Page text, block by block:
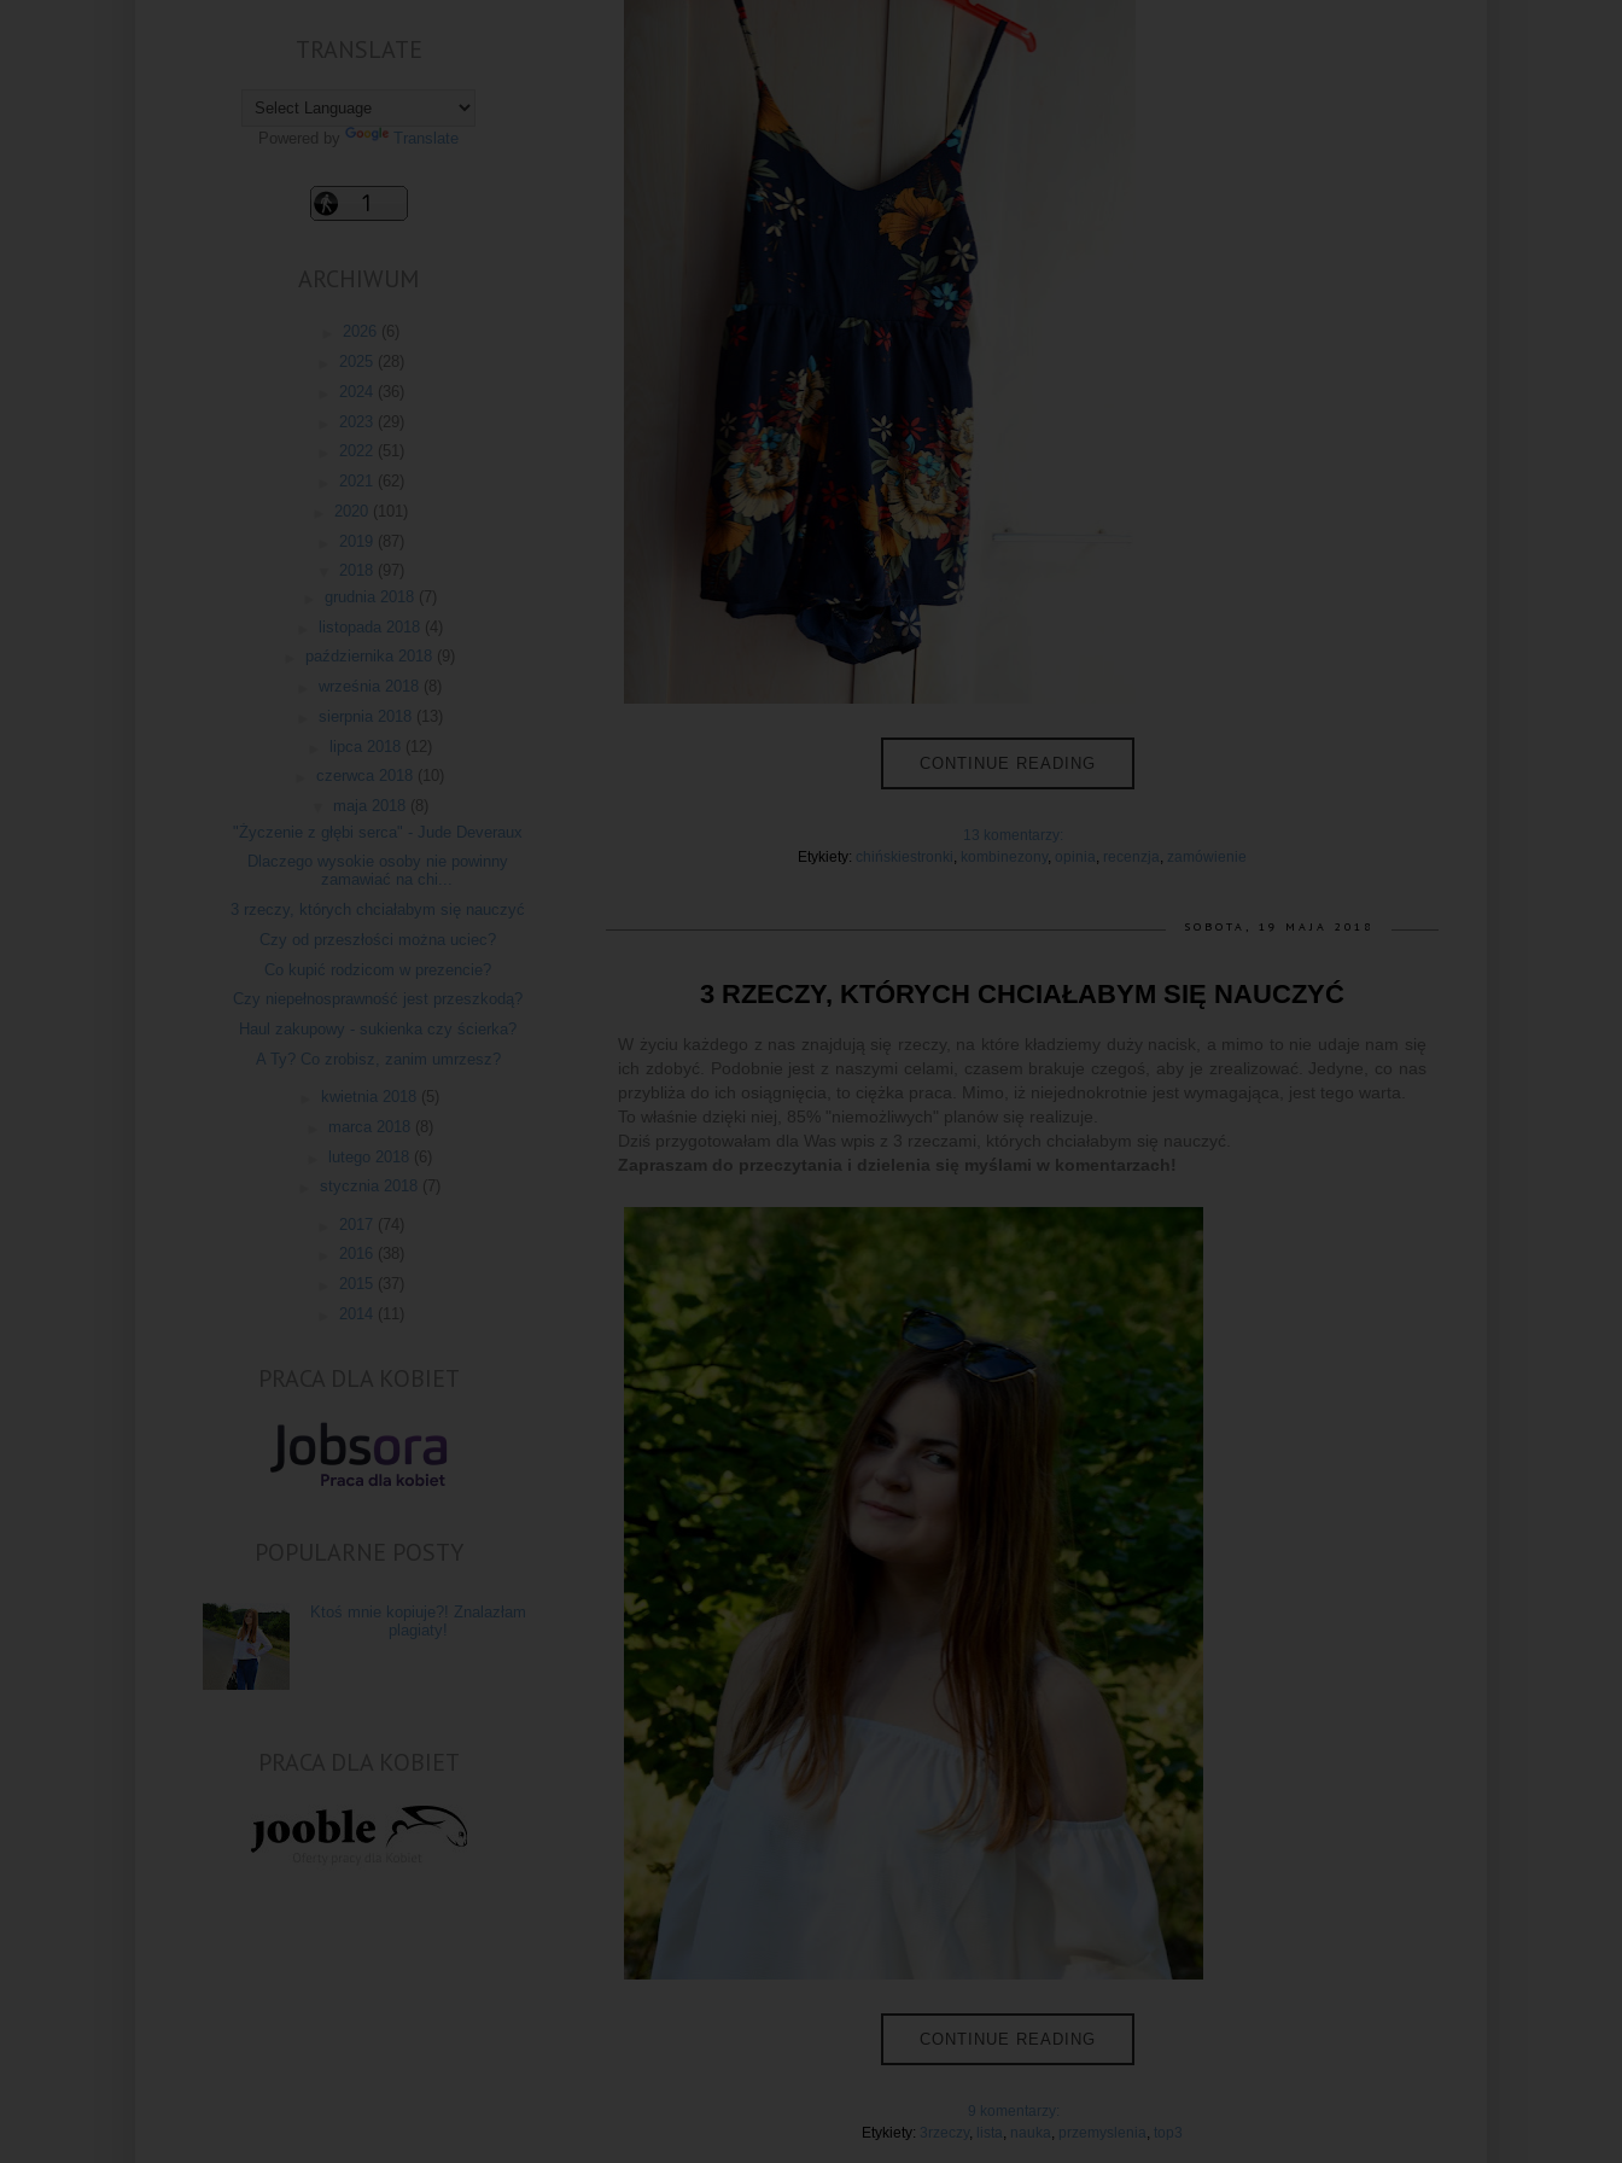
CONTINUE READING
13 komentarzy:
Etykiety: chińskiestronki kombinezony, opinia recenzja zamówienie
SOBOTA, 19 MAJA 2018
3 RZECZY, KTÓRYCH CHCIAŁABYM SIĘ NAUCZYĆ
W życiu każdego z nas znajdują się rzeczy, na które kładziemy duży nacisk, a mimo to nie udaje nam się
ich zdobyć. Podobnie jest z naszymi celami, czasem brakuje czegoś, aby je zrealizować. Jedyne, co nas
przybliża do ich osiągnięcia, to ciężka praca. Mimo, iż niejednokrotnie jest wymagająca, jest tego warta.
To właśnie dzięki niej, 85% "niemożliwych" planów się realizuje.
Dziś przygotowałam dla Was wpis z 3 rzeczami, których chciałabym się nauczyć.
Zapraszam do przeczytania i dzielenia się myślami w komentarzach!
CONTINUE READING
9 komentarzy:
Etykiety: 3rzeczy, lista nauka przemyslenia top3
Powered by Translate
2026 (6)
2025 (28)
2024 (36)
2023 (29)
2022 (51)
2021 (62)
2020 (101)
2019 (87)
2018 (97)
grudnia 2018 (7)
listopada 2018 (4)
października 2018 (9)
►września 2018 (8)
sierpnia 2018 (13)
lipca 2018 (12)
czerwca 2018 (10)
maja 2018 (8)
"Życzenie z głębi serca" - Jude Deveraux
Dlaczego wysokie osoby nie powinny
zamawiać na chi...
3 rzeczy, których chciałabym się nauczyć
Czy od przeszłości można uciec?
Co kupić rodzicom w prezencie?
Czy niepełnosprawność jest przeszkodą?
Haul zakupowy - sukienka czy ścierka?
A Ty? Co zrobisz, zanim umrzesz?
kwietnia 2018 (5)
marca 2018 (8)
lutego 2018 (6)
stycznia 2018 (7)
2017 (74)
2016 (38)
2015 (37)
2014 (11)
Ktoś mnie kopiuje?! Znalazłam
plagiaty!